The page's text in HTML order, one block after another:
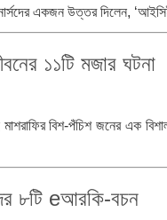
একজন উত্তর দিলেন,
১১টি মজার ঘটনা
বিশ-পঁচিশ জনের এক
৮টি eআরকি-বচন